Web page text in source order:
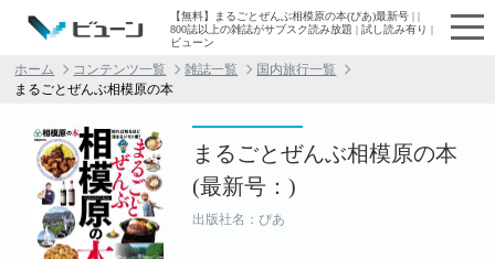
【無料】まるごとぜんぶ相模原の本(ぴあ)最新号 | |
800誌以上の雑誌がサブスク読み放題 | 試し読み有り |
ビューン
ホーム コンテンツ一覧 雑誌一覧
国内旅行一覧
まるごとぜんぶ相模原の本
まるごとぜんぶ相模原の本
(最新号：)
出版社名：ぴあ